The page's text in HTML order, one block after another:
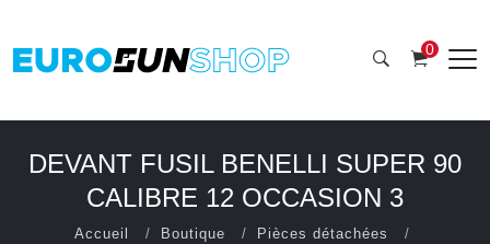
0
DEVANT FUSIL BENELLI SUPER 90
CALIBRE 12 OCCASION 3
Accueil Boutique
Pièces détachées